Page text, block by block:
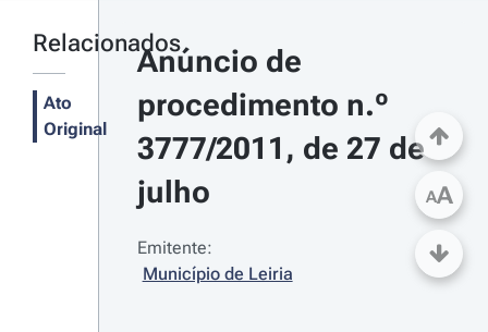
Relacionados
Ato
Original
Anúncio de
procedimento n.º
3777/2011, de 27 de
julho
Emitente:
Município de Leiria
AA